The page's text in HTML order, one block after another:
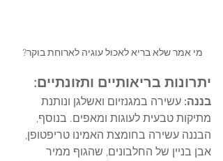
יתרונות בריאותיים ותזונתיים:
בננה: עשירה במגנזיום ואשלגן ונותנת
מתיקות טבעית לעוגות ומאפים. בנוסף,
הבננה עשירה בחומצת האמינו טריפטופן,
אבן בניין של החלבונים, שהגוף ממיר